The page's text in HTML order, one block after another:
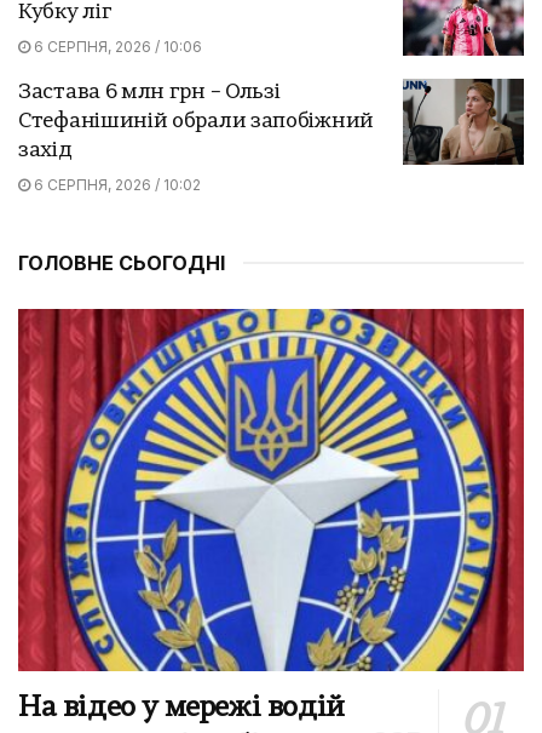
Кубку ліг
6 СЕРПНЯ, 2026 / 10:06
Застава 6 млн грн – Ользі
Стефанішиній обрали запобіжний
захід
6 СЕРПНЯ, 2026 / 10:02
ГОЛОВНЕ СЬОГОДНІ
На відео у мережі водій